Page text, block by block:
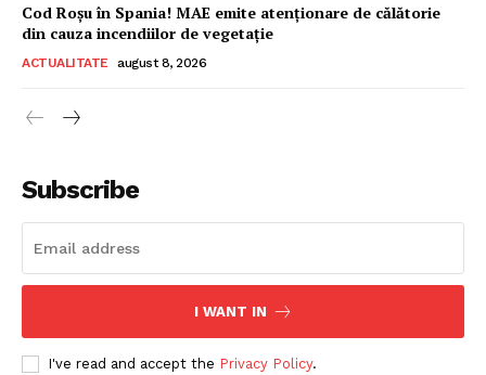
Cod Roșu în Spania! MAE emite atenționare de călătorie
din cauza incendiilor de vegetație
ACTUALITATE august 8, 2026
Subscribe
I WANT IN
I've read and accept the Privacy Policy.